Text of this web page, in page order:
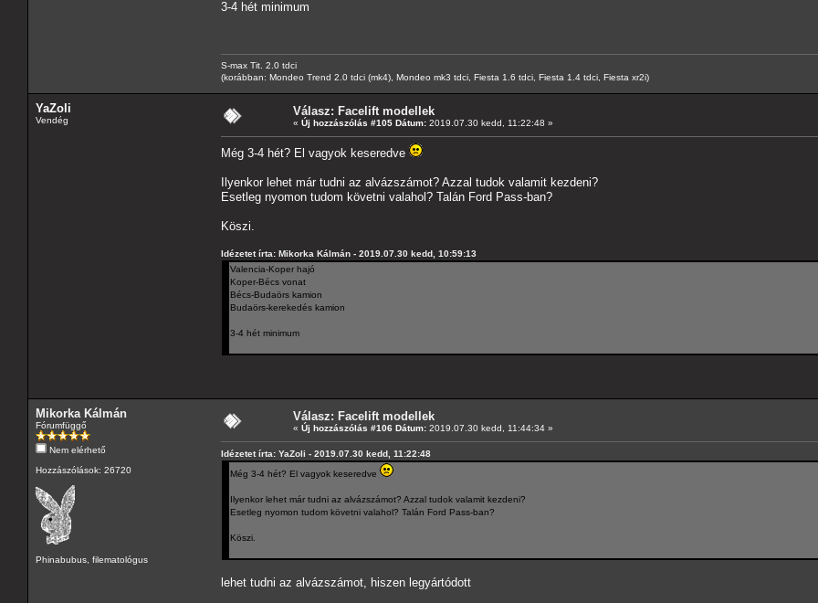
3-4 hét minimum
S-max Tit. 2.0 tdci
(korábban: Mondeo Trend 2.0 tdci (mk4), Mondeo mk3 tdci, Fiesta 1.6 tdci, Fiesta 1.4 tdci, Fiesta xr2i)
YaZoli
Vendég
Válasz: Facelift modellek
« Új hozzászólás #105 Dátum: 2019.07.30 kedd, 11:22:48 »
Még 3-4 hét? El vagyok keseredve
Ilyenkor lehet már tudni az alvázszámot? Azzal tudok valamit kezdeni?
Esetleg nyomon tudom követni valahol? Talán Ford Pass-ban?
Köszi.
Idézetet írta: Mikorka Kálmán - 2019.07.30 kedd, 10:59:13
Valencia-Koper hajó
Koper-Bécs vonat
Bécs-Budaörs kamion
Budaörs-kerekedés kamion
3-4 hét minimum
Mikorka Kálmán
Fórumfüggő
Nem elérhető
Hozzászólások: 26720
Phinabubus, filematológus
Válasz: Facelift modellek
« Új hozzászólás #106 Dátum: 2019.07.30 kedd, 11:44:34 »
Idézetet írta: YaZoli - 2019.07.30 kedd, 11:22:48
Még 3-4 hét? El vagyok keseredve
Ilyenkor lehet már tudni az alvázszámot? Azzal tudok valamit kezdeni?
Esetleg nyomon tudom követni valahol? Talán Ford Pass-ban?
Köszi.
lehet tudni az alvázszámot, hiszen legyártódott